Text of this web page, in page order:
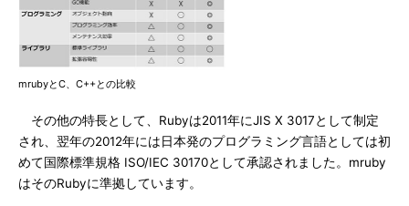
mrubyとC、C++との比較
その他の特長として、Rubyは2011年にJIS X 3017として制定
され、翌年の2012年には日本発のプログラミング言語としては初
めて国際標準規格 ISO/IEC 30170として承認されました。mruby
はそのRubyに準拠しています。